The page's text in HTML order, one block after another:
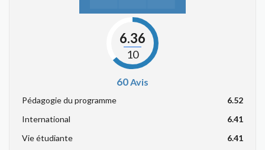
6.36
10
60Avis
Pédagogie du programme
6.52
International
6.41
Vie étudiante
6.41